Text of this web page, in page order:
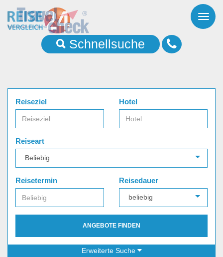
Toggle
Schnellsuche
Reiseziel Hotel
Reiseart
Reisetermin Reisedauer
ANGEBOTE FINDEN
Erweiterte Suche